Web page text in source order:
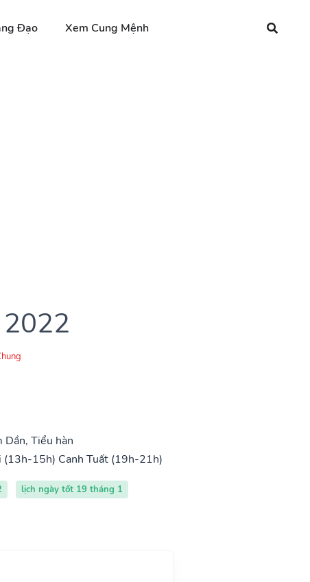
Đạo Xem Cung Mệnh
Dần, Tiểu hàn
(13h-15h) Canh Tuất (19h-21h)
lịch ngày tốt 19 tháng 1